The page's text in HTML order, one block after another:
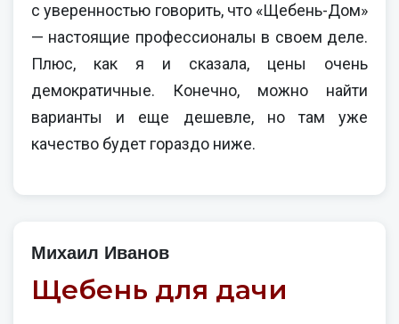
с уверенностью говорить, что «Щебень-Дом»
— настоящие профессионалы в своем деле.
Плюс, как я и сказала, цены очень
демократичные. Конечно, можно найти
варианты и еще дешевле, но там уже
качество будет гораздо ниже.
Михаил Иванов
Щебень для дачи